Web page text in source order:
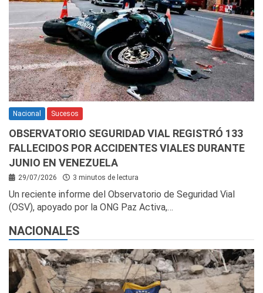
Nacional Sucesos
OBSERVATORIO SEGURIDAD VIAL REGISTRÓ 133
FALLECIDOS POR ACCIDENTES VIALES DURANTE
JUNIO EN VENEZUELA
29/07/2026 3 minutos de lectura
Un reciente informe del Observatorio de Seguridad Vial
(OSV), apoyado por la ONG Paz Activa,…
NACIONALES